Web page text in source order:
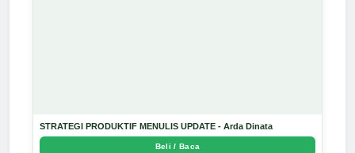
STRATEGI PRODUKTIF MENULIS UPDATE - Arda Dinata
Beli / Baca